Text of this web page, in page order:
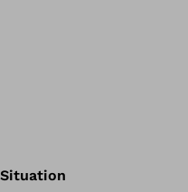
Situation